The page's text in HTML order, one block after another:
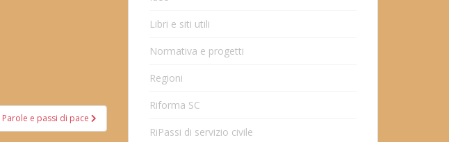
Parole e passi di pace
Libri e siti utili
Normativa e progetti
Regioni
Riforma SC
RiPassi di servizio civile